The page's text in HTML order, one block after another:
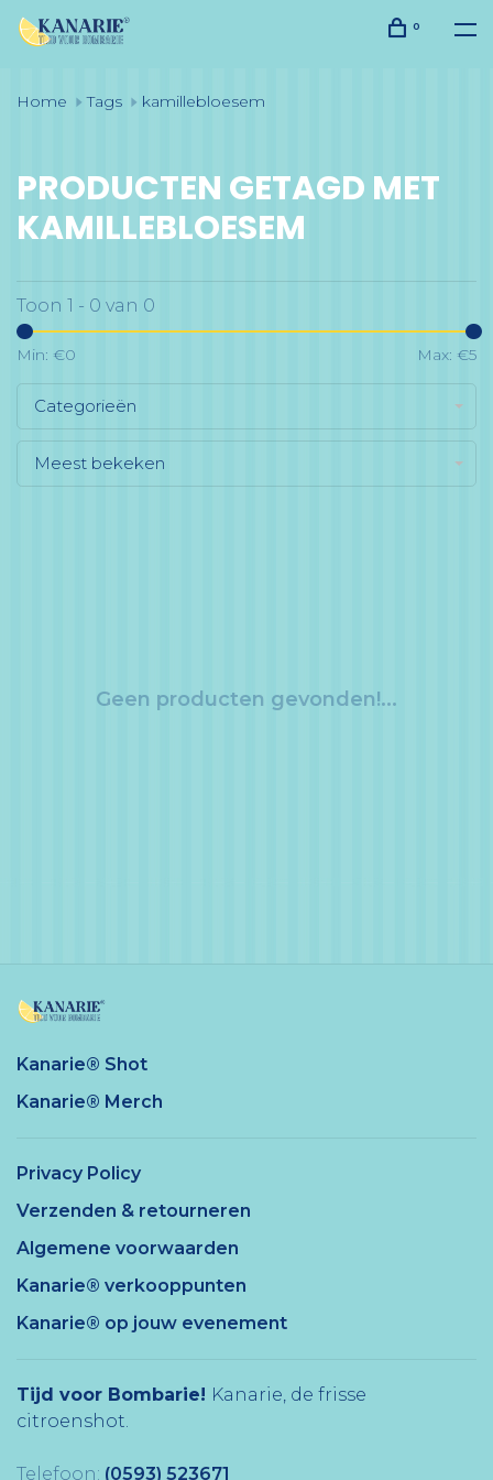
0
Home Tags kamillebloesem
PRODUCTEN GETAGD MET
KAMILLEBLOESEM
Toon 1 - 0 van 0
Min: €0 Max: €5
Categorieën
Meest bekeken
Geen producten gevonden!...
Kanarie® Shot
Kanarie® Merch
Privacy Policy
Verzenden & retourneren
Algemene voorwaarden
Kanarie® verkooppunten
Kanarie® op jouw evenement
Tijd voor Bombarie! Kanarie, de frisse
citroenshot.
Telefoon: (0593) 523671